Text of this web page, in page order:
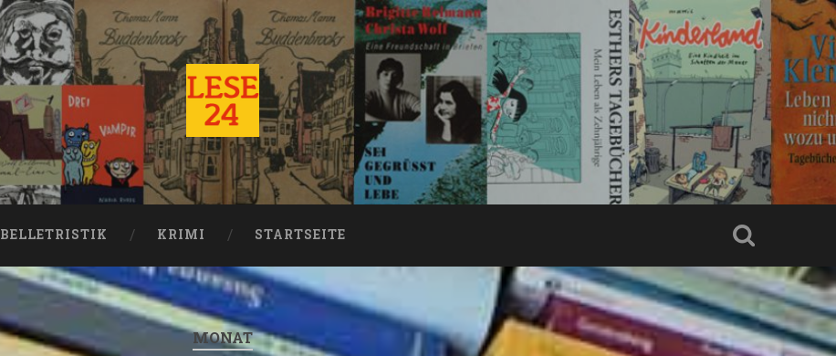
BELLETRISTIK KRIMI STARTSEITE
MONAT